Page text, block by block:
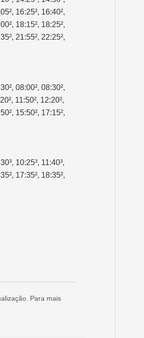
16:25², 16:40²,
18:15², 18:25²,
21:55², 22:25²,
08:00², 08:30²,
11:50², 12:20²,
15:50², 17:15²,
10:25³, 11:40³,
17:35², 18:35²,
Para mais